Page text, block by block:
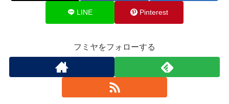
LINE Pinterest
フミヤをフォローする